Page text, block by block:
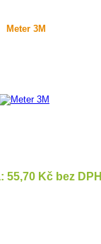
Meter 3M
55,70 Kč bez DPH